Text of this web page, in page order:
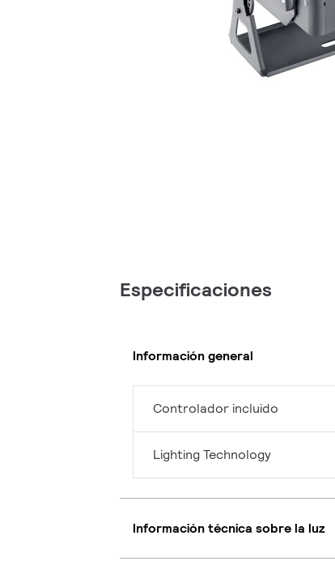
Especificaciones
Información general
Controlador incluido
Lighting Technology
Información técnica sobre la luz